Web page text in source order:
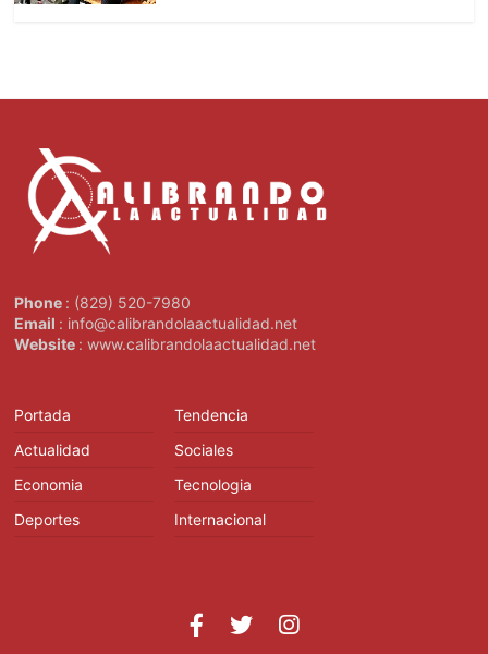
Phone : (829) 520-7980
Email : info@calibrandolaactualidad.net
Website : www.calibrandolaactualidad.net
Portada
Actualidad
Economia
Deportes
Tendencia
Sociales
Tecnologia
Internacional